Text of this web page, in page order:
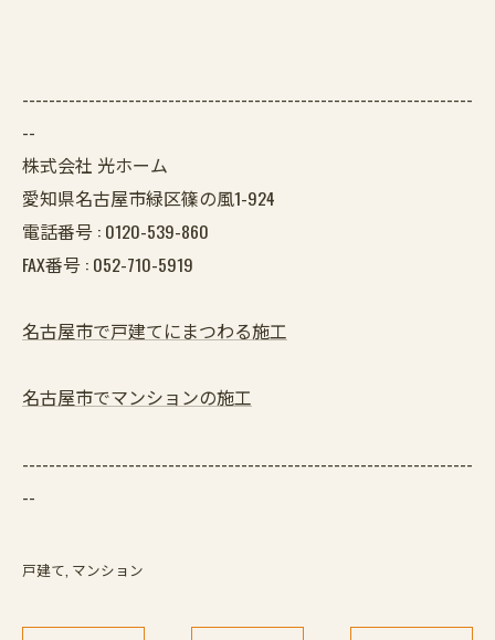
--------------------------------------------------------------------
--
株式会社 光ホーム
愛知県名古屋市緑区篠の風1-924
電話番号 : 0120-539-860
FAX番号 : 052-710-5919
名古屋市で戸建てにまつわる施工
名古屋市でマンションの施工
--------------------------------------------------------------------
--
戸建て マンション